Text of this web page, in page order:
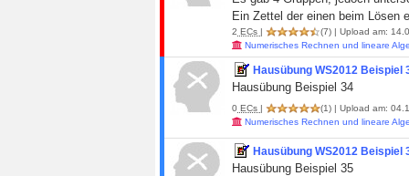
Ein Zettel der einen beim Lösen
2 ECs | (7) | Upload am:
Numerisches Rechnen und lineare
Hausübung WS2012 Beispiel
Hausübung Beispiel 34
0 ECs | (1) | Upload am:
Numerisches Rechnen und lineare
Hausübung WS2012 Beispiel
Hausübung Beispiel 35